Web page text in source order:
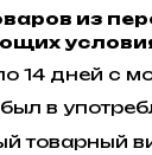
из
14 дней с
в
товарный